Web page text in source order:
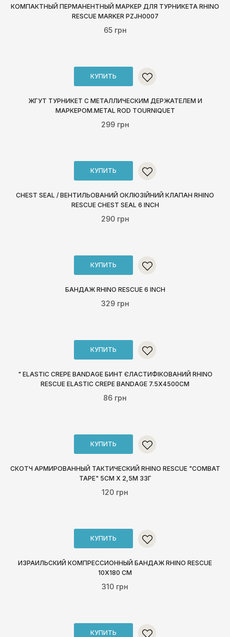
КОМПАКТНЫЙ ПЕРМАНЕНТНЫЙ МАРКЕР ДЛЯ ТУРНИКЕТА RHINO
RESCUE MARKER PZJH0007
65 грн
КУПИТЬ
ЖГУТ ТУРНИКЕТ С МЕТАЛЛИЧЕСКИМ ДЕРЖАТЕЛЕМ И
МАРКЕРОМ.METAL ROD TOURNIQUET
299 грн
КУПИТЬ
CHEST SEAL / ВЕНТИЛЬОВАНИЙ ОКЛЮЗІЙНИЙ КЛАПАН RHINO
RESCUE CHEST SEAL 6 INCH
290 грн
КУПИТЬ
БАНДАЖ RHINO RESCUE 6 INCH
329 грн
КУПИТЬ
" ELASTIC CREPE BANDAGE БИНТ ЄЛАСТИФІКОВАНИЙ RHINO
RESCUE ELASTIC CREPE BANDAGE 7.5X4500СМ
86 грн
КУПИТЬ
СКОТЧ АРМИРОВАННЫЙ ТАКТИЧЕСКИЙ RHINO RESCUE "COMBAT
TAPE" 5СМ X 2,5M 33Г
120 грн
КУПИТЬ
ИЗРАИЛЬСКИЙ КОМПРЕССИОННЫЙ БАНДАЖ RHINO RESCUE
10Х180 СМ
310 грн
КУПИТЬ